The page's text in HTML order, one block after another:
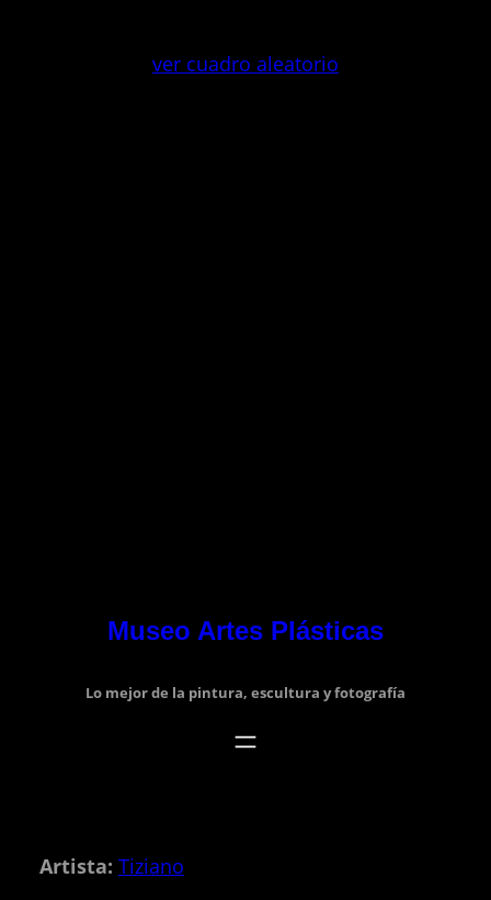
ver cuadro aleatorio
Museo Artes Plásticas
Lo mejor de la pintura, escultura y fotografía
Artista: Tiziano